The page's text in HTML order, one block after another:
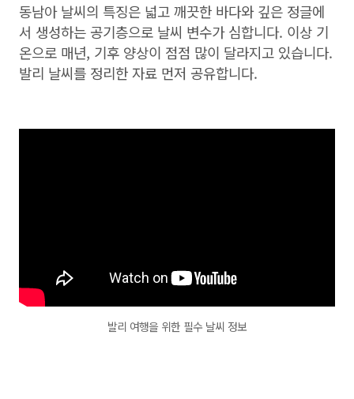
동남아 날씨의 특징은 넓고 깨끗한 바다와 깊은 정글에
서 생성하는 공기층으로 날씨 변수가 심합니다. 이상 기
온으로 매년, 기후 양상이 점점 많이 달라지고 있습니다.
발리 날씨를 정리한 자료 먼저 공유합니다.
발리 여행을 위한 필수 날씨 정보